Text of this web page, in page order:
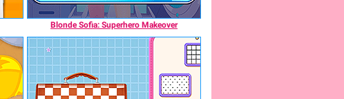
Blonde Sofia: Superhero Makeover